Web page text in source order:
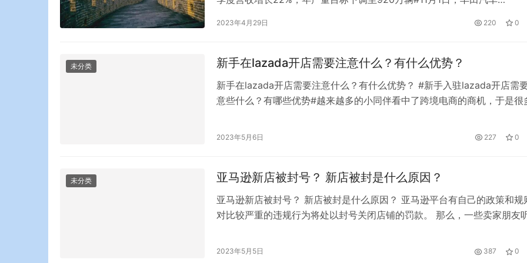
消了日元贬值带来的提振，丰田汽车第三季度营业利润同比减少25%，低
2023年4月29日 220 0
未分类 新手在lazada开店需要注意什么？有什么优势？
新手在lazada开店需要注意什么？有什么优势？ #新手入驻lazada开店需
意些什么？有哪些优势#越来越多的小同伴看中了跨境电商的商机，于是很
较高。 lazada的开店要求是什么？ 一、lazada开店的要求是什么？ 1.停业
2023年5月6日 227 0
未分类 亚马逊新店被封号？ 新店被封是什么原因？
亚马逊新店被封号？ 新店被封是什么原因？ 亚马逊平台有自己的政策和规
对比较严重的违规行为将处以封号关闭店铺的罚款。 那么，一些卖家朋友
理由是什么？ 销售额太快了。 美国的亚马逊店铺被关闭了，店铺什么都没
2023年5月5日 387 0